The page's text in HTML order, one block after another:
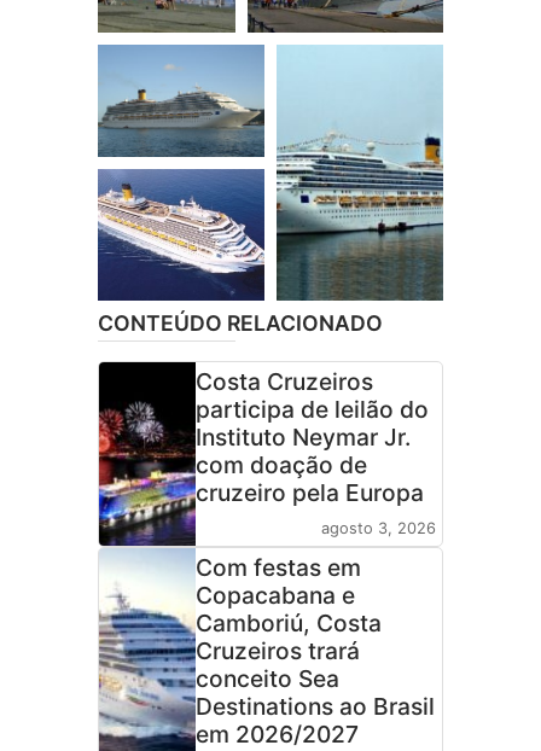
CONTEÚDO RELACIONADO
Costa Cruzeiros
participa de leilão do
Instituto Neymar Jr.
com doação de
cruzeiro pela Europa
agosto 3, 2026
Com festas em
Copacabana e
Camboriú, Costa
Cruzeiros trará
conceito Sea
Destinations ao Brasil
em 2026/2027